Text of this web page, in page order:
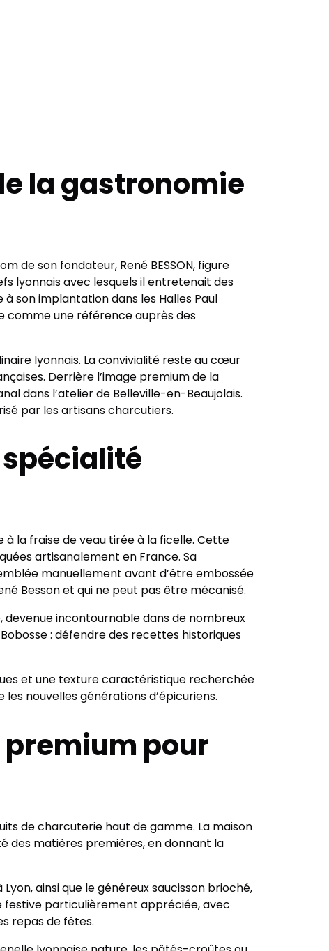
la gastronomie
de son fondateur, René BESSON, figure
lyonnais avec lesquels il entretenait des
son implantation dans les Halles Paul
comme une référence auprès des
lyonnais. La convivialité reste au cœur
Derrière l’image premium de la
dans l’atelier de Belleville-en-Beaujolais.
par les artisans charcutiers.
spécialité
à la fraise de veau tirée à la ficelle. Cette
artisanalement en France. Sa
manuellement avant d’être embossée
Besson et qui ne peut pas être mécanisé.
incontournable dans de nombreux
: défendre des recettes historiques
et une texture caractéristique recherchée
nouvelles générations d’épicuriens.
pour
de charcuterie haut de gamme. La maison
des matières premières, en donnant la
ainsi que le généreux saucisson brioché,
festive particulièrement appréciée, avec
repas de fêtes.